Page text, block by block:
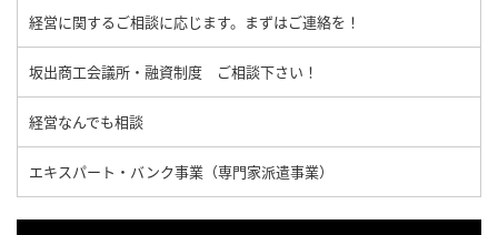
経営に関するご相談に応じます。まずはご連絡を！
坂出商工会議所・融資制度 ご相談下さい！
経営なんでも相談
エキスパート・バンク事業（専門家派遣事業）